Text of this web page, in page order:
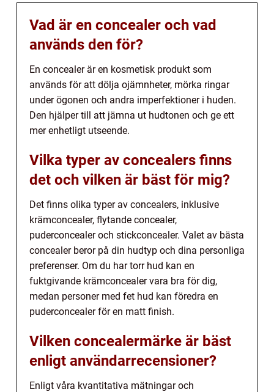
Vad är en concealer och vad
används den för?
En concealer är en kosmetisk produkt som
används för att dölja ojämnheter, mörka ringar
under ögonen och andra imperfektioner i huden.
Den hjälper till att jämna ut hudtonen och ge ett
mer enhetligt utseende.
Vilka typer av concealers finns
det och vilken är bäst för mig?
Det finns olika typer av concealers, inklusive
krämconcealer, flytande concealer,
puderconcealer och stickconcealer. Valet av bästa
concealer beror på din hudtyp och dina personliga
preferenser. Om du har torr hud kan en
fuktgivande krämconcealer vara bra för dig,
medan personer med fet hud kan föredra en
puderconcealer för en matt finish.
Vilken concealermärke är bäst
enligt användarrecensioner?
Enligt våra kvantitativa mätningar och